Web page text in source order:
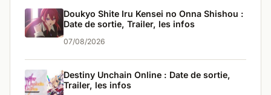
Doukyo Shite Iru Kensei no Onna Shishou :
Date de sortie, Trailer, les infos
07/08/2026
Destiny Unchain Online : Date de sortie,
Trailer, les infos